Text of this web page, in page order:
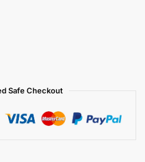
Safe Checkout